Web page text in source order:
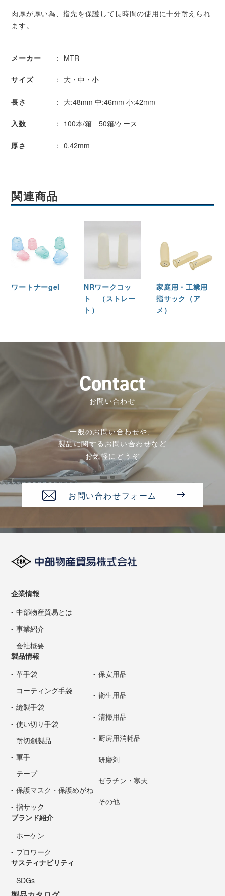
肉厚が厚い為、指先を保護して長時間の使用に十分耐えられ
ます。
メーカー MTR
サイズ 大・中・小
長さ 大:48mm 中:46mm 小:42mm
入数 100本/箱 50箱/ケース
厚さ 0.42mm
関連商品
ワートナーgel
NRワークコッ
ト （ストレー
ト）
家庭用・工業用
指サック（ア
メ）
Contact
お問い合わせ
一般のお問い合わせや、
製品に関するお問い合わせなど
お気軽にどうぞ
お問い合わせフォーム
企業情報
中部物産貿易とは
事業紹介
会社概要
製品情報
革手袋
コーティング手袋
縫製手袋
使い切り手袋
耐切創製品
軍手
テープ
保護マスク・保護めがね
指サック
保安用品
衛生用品
清掃用品
厨房用消耗品
研磨剤
ゼラチン・寒天
その他
ブランド紹介
ホーケン
プロワーク
サスティナビリティ
SDGs